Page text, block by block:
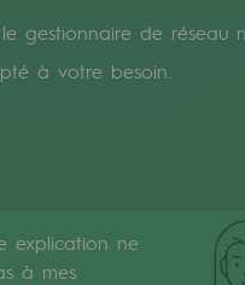
gestionnaire de réseau
à votre besoin.
explication ne
à mes